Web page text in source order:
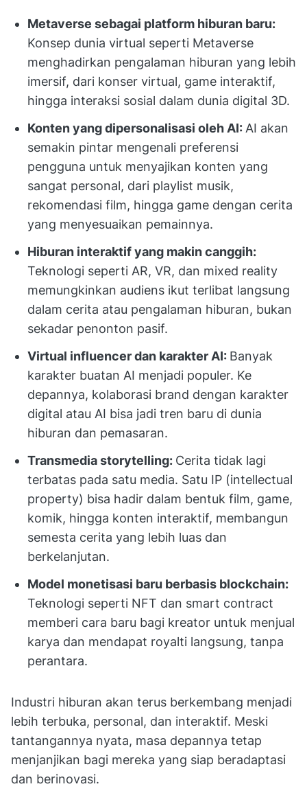
Metaverse sebagai platform hiburan baru:
Konsep dunia virtual seperti Metaverse
menghadirkan pengalaman hiburan yang lebih
imersif, dari konser virtual, game interaktif,
hingga interaksi sosial dalam dunia digital 3D.
Konten yang dipersonalisasi oleh AI:AI akan
semakin pintar mengenali preferensi
pengguna untuk menyajikan konten yang
sangat personal, dari playlist musik,
rekomendasi film, hingga game dengan cerita
yang menyesuaikan pemainnya.
Hiburan interaktif yang makin canggih:
Teknologi seperti AR, VR, dan mixed reality
memungkinkan audiens ikut terlibat langsung
dalam cerita atau pengalaman hiburan, bukan
sekadar penonton pasif.
Virtual influencer dan karakter AI: Banyak
karakter buatan AI menjadi populer. Ke
depannya, kolaborasi brand dengan karakter
digital atau AI bisa jadi tren baru di dunia
hiburan dan pemasaran.
Transmedia storytelling: Cerita tidak lagi
terbatas pada satu media. Satu IP (intellectual
property) bisa hadir dalam bentuk film, game,
komik, hingga konten interaktif, membangun
semesta cerita yang lebih luas dan
berkelanjutan.
Model monetisasi baru berbasis blockchain:
Teknologi seperti NFT dan smart contract
memberi cara baru bagi kreator untuk menjual
karya dan mendapat royalti langsung, tanpa
perantara.
Industri hiburan akan terus berkembang menjadi
lebih terbuka, personal, dan interaktif. Meski
tantangannya nyata, masa depannya tetap
menjanjikan bagi mereka yang siap beradaptasi
dan berinovasi.